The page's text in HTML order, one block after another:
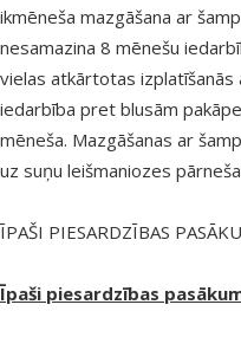
ikmēneša mazgāšana ar
nesamazina 8 mēnešu
vielas atkārtotas
iedarbība pret blusām
mēneša. Mazgāšanas ar
uz suņu leišmaniozes
ĪPAŠI PIESARDZĪBAS
Īpaši piesardzības